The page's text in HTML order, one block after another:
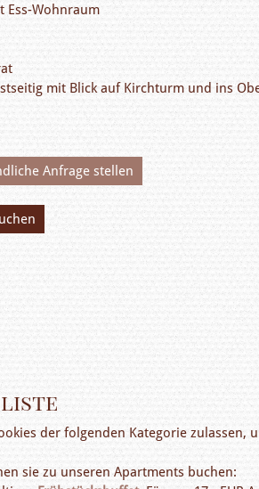
Ess-Wohnraum
mit Blick auf Kirchturm und ins
Anfrage stellen
der folgenden Kategorie zulassen,
sie zu unseren Apartments buchen: